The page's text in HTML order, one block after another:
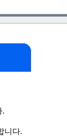
.
니다.